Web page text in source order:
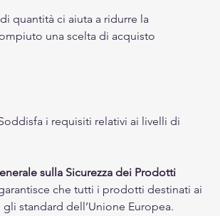
quantità ci aiuta a ridurre la
una scelta di acquisto
i requisiti relativi ai livelli di
sulla Sicurezza dei Prodotti
che tutti i prodotti destinati ai
standard dell’Unione Europea.